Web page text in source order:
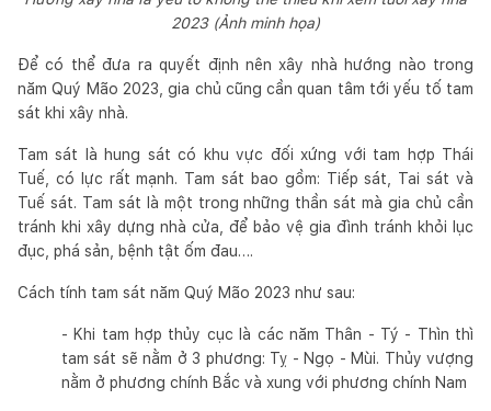
2023 (Ảnh minh họa)
Để có thể đưa ra quyết định nên xây nhà hướng nào trong
năm Quý Mão 2023, gia chủ cũng cần quan tâm tới yếu tố tam
sát khi xây nhà.
Tam sát là hung sát có khu vực đối xứng với tam hợp Thái
Tuế, có lực rất mạnh. Tam sát bao gồm: Tiếp sát, Tai sát và
Tuế sát. Tam sát là một trong những thần sát mà gia chủ cần
tránh khi xây dựng nhà cửa, để bảo vệ gia đình tránh khỏi lục
đục, phá sản, bệnh tật ốm đau….
Cách tính tam sát năm Quý Mão 2023 như sau:
- Khi tam hợp thủy cục là các năm Thân - Tý - Thìn thì
tam sát sẽ nằm ở 3 phương: Tỵ - Ngọ - Mùi. Thủy vượng
nằm ở phương chính Bắc và xung với phương chính Nam